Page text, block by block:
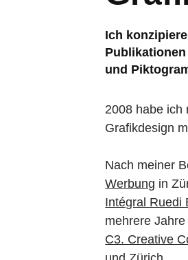
Ich
und
2008 habe ich
Grafikdesign
Nach meiner
Werbung in
Intégral Ruedi
mehrere
C3. Creative